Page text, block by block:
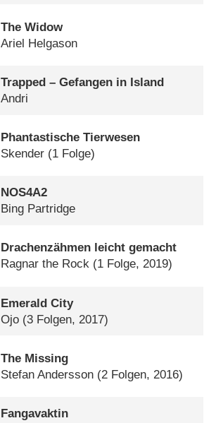
The Widow
Ariel Helgason
Trapped – Gefangen in Island
Andri
Phantastische Tierwesen
Skender (1 Folge)
NOS4A2
Bing Partridge
Drachenzähmen leicht gemacht
Ragnar the Rock (1 Folge, 2019)
Emerald City
Ojo (3 Folgen, 2017)
The Missing
Stefan Andersson (2 Folgen, 2016)
Fangavaktin